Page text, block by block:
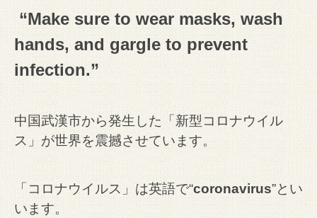
“Make sure to wear masks, wash
hands, and gargle to prevent
infection.”
中国武漢市から発生した「新型コロナウイル
ス」が世界を震撼させています。
「コロナウイルス」は英語で“coronavirus”とい
います。